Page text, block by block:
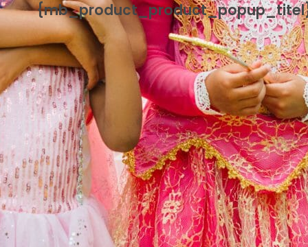
{mb_product_product_handleiding}